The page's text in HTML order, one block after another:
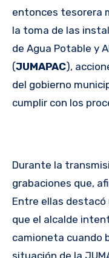
entonces tesorera
la toma de las
de Agua Potable y
(JUMAPAC),
del gobierno
cumplir con los
Durante la
grabaciones que,
Entre ellas destacó
que el alcalde
camioneta cuando